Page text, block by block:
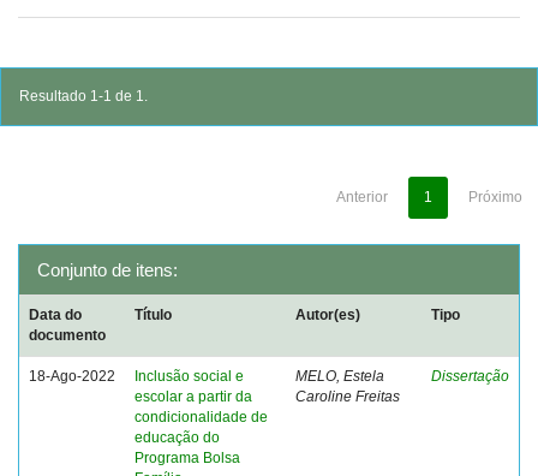
Resultado 1-1 de 1.
Anterior 1 Próximo
Conjunto de itens:
Data do
documento
Título Autor(es) Tipo
18-Ago-2022
Inclusão social e
escolar a partir da
condicionalidade de
educação do
Programa Bolsa
MELO, Estela
Caroline Freitas
Dissertação